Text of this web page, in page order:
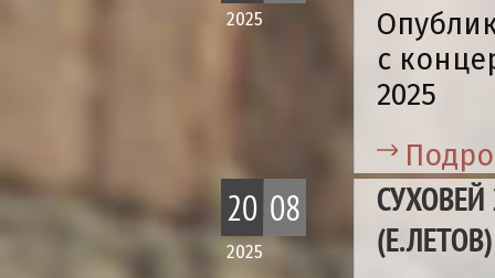
2025
с
2025
20 08
2025
(Е.ЛЕТОВ)